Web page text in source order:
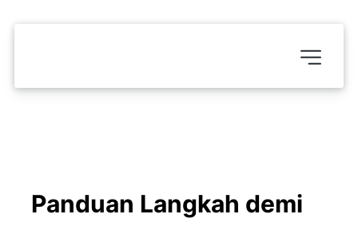
Panduan Langkah demi